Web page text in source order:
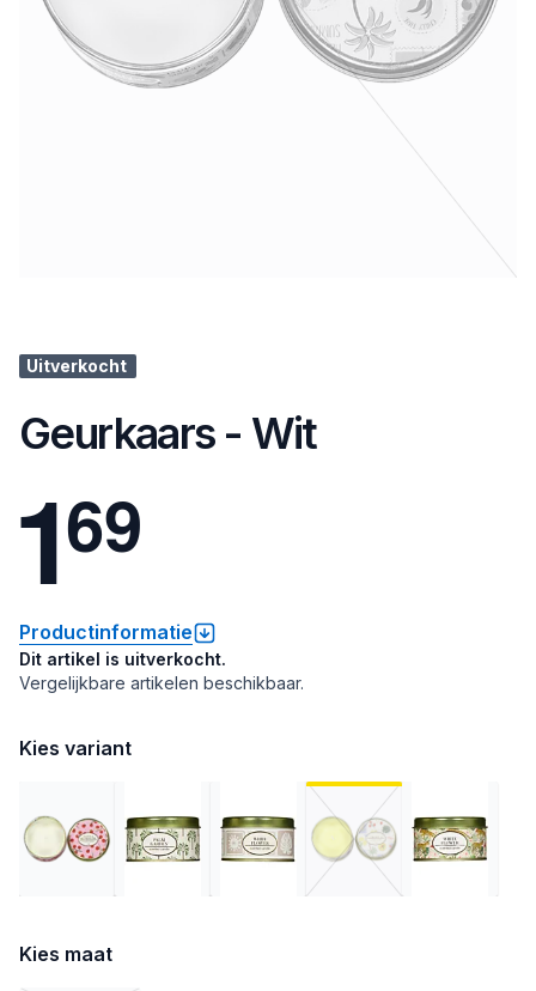
Uitverkocht
Geurkaars - Wit
169
Productinformatie
Dit artikel is uitverkocht.
Vergelijkbare artikelen beschikbaar.
Kies variant
Kies maat